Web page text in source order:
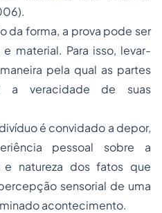
da forma, a prova pode ser
material. Para isso, levar-
pela qual as partes
a veracidade de suas
é convidado a depor,
pessoal sobre a
e natureza dos fatos que
sensorial de uma
acontecimento.